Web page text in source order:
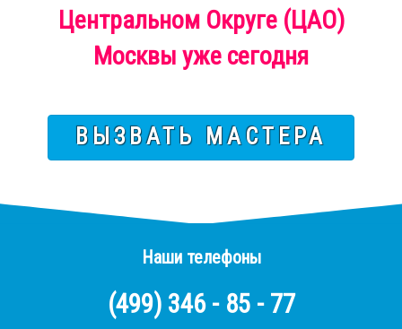
Центральном Округе (ЦАО)
Москвы уже сегодня
ВЫЗВАТЬ МАСТЕРА
Наши телефоны
(499) 346 - 85 - 77